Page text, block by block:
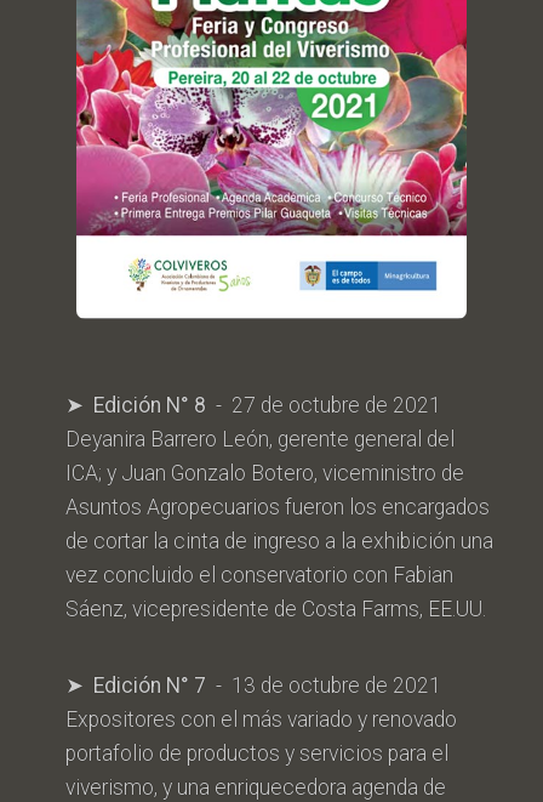
➤ Edición N° 8 - 27 de octubre de 2021
Deyanira Barrero León, gerente general del
ICA; y Juan Gonzalo Botero, viceministro de
Asuntos Agropecuarios fueron los encargados
de cortar la cinta de ingreso a la exhibición una
vez concluido el conservatorio con Fabian
Sáenz, vicepresidente de Costa Farms, EE.UU.
➤ Edición N° 7 - 13 de octubre de 2021
Expositores con el más variado y renovado
portafolio de productos y servicios para el
viverismo, y una enriquecedora agenda de